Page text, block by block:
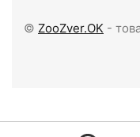
© ZooZver.OK -